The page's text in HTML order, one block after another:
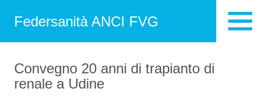
Federsanità ANCI FVG
Convegno 20 anni di trapianto di
renale a Udine